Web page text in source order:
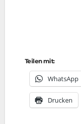
Teilen mit:
Whats­App
Dru­cken